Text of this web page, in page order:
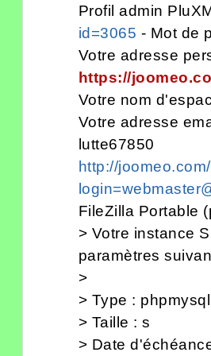
Profil admin
id=3065 - Mot de
Votre adresse
https://
Votre nom
Votre adresse
lutte67850
http://
FileZilla Portable
> Votre instance
paramètres
>
> Type : phpmysql
> Taille : s
> Date